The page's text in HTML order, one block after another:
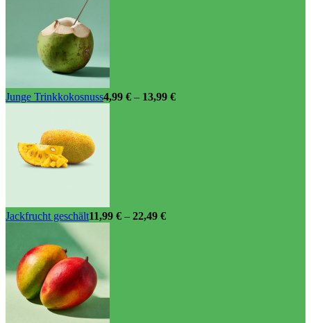
Junge Trinkkokosnuss4,99 € – 13,99 €
Jackfrucht geschält11,99 € – 22,49 €